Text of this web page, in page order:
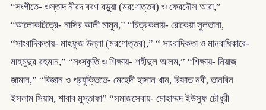
“সংগীতে- ওস্তাদ নীরদ বরণ বড়ুয়া (মরণোত্তর) ও ফেরদৌস আরা,”
“আলোকচিত্রে- নাসির আলী মামুন,” “চিত্রকলায়- রোকেয়া সুলতানা,
“সাংবাদিকতায়- মাহফুজ উল্লা (মরণোত্তর),” “ সাংবাদিকতা ও মানবাধিকারে-
মাহমুদুর রহমান,” “সংস্কৃতি ও শিক্ষায়- শহীদুল আলম,” “শিক্ষায়- নিয়াজ
জামান,” “বিজ্ঞান ও প্রযুক্তিতে- মেহেদী হাসান খান, রিফাত নবী, তানবিন
ইসলাম সিয়াম, শাবাব মুস্তাফা” “সমাজসেবায়- মোহাম্মদ ইউসুফ চৌধুরী